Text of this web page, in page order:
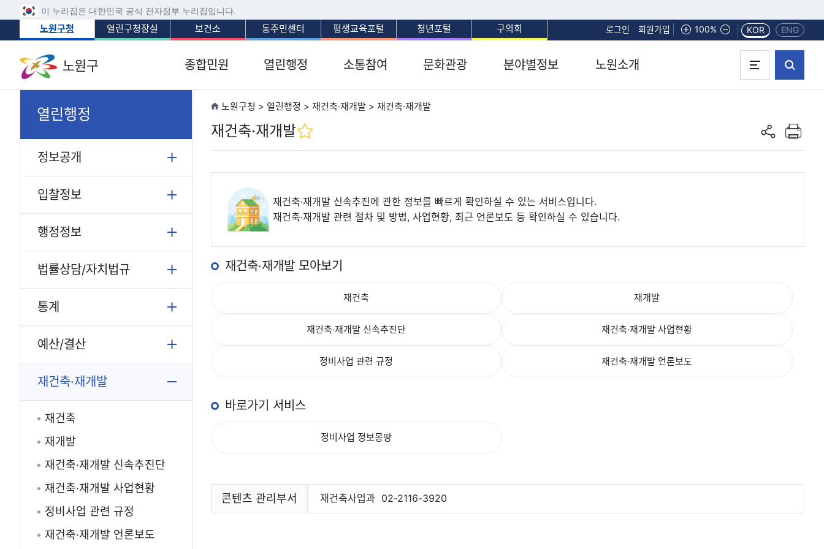
이 누리집은 대한민국 공식 전자정부 누리집입니다.
노원구청 열린구청장실 보건소 동주민센터 평생교육포털 청년포털 구의회 로그인 회원가입 화면확대
100% 화면축소KOR ENG
노원구 종합민원 열린행정 소통참여 문화관광 분야별정보 노원소개
열린행정
정보공개
입찰정보
행정정보
법률상담/자치법규
통계
예산/결산
재건축·재개발
재건축
재개발
재건축·재개발 신속추진단
재건축·재개발 사업현황
정비사업 관련 규정
재건축·재개발 언론보도
노원구청 > 열린행정 > 재건축·재개발 > 재건축·재개발
재건축·재개발
공유하기
인쇄하기
재건축·재개발 신속추진에 관한 정보를 빠르게 확인하실 수 있는 서비스입니다.
재건축·재개발 관련 절차 및 방법, 사업현황, 최근 언론보도 등 확인하실 수 있습니다.
재건축·재개발 모아보기
재건축 재개발
재건축·재개발 신속추진단 재건축·재개발 사업현황
정비사업 관련 규정 재건축·재개발 언론보도
바로가기 서비스
정비사업 정보몽땅
콘텐츠 관리부서 재건축사업과 02-2116-3920